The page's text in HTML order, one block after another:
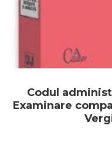
Codul
Examinare